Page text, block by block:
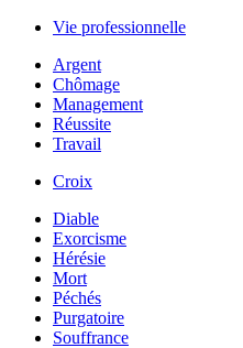
Vie professionnelle
Argent
Chômage
Management
Réussite
Travail
Croix
Diable
Exorcisme
Hérésie
Mort
Péchés
Purgatoire
Souffrance